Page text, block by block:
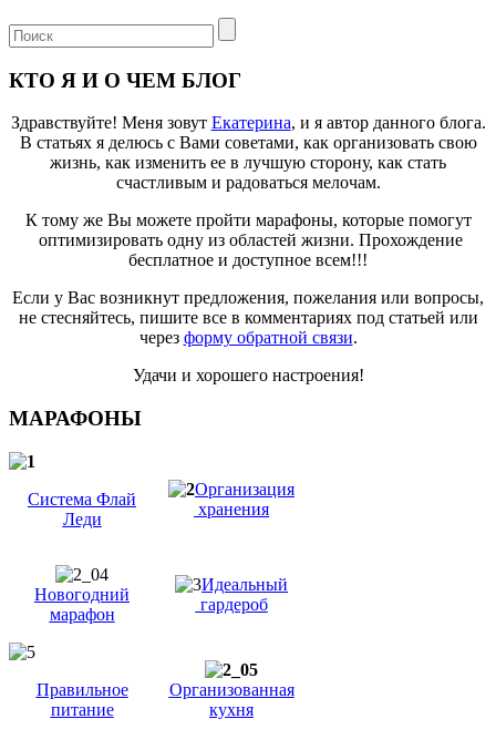
КТО Я И О ЧЕМ БЛОГ
Здравствуйте! Меня зовут Екатерина, и я автор данного блога.
В статьях я делюсь с Вами советами, как организовать свою
жизнь, как изменить ее в лучшую сторону, как стать
счастливым и радоваться мелочам.
К тому же Вы можете пройти марафоны, которые помогут
оптимизировать одну из областей жизни. Прохождение
бесплатное и доступное всем!!!
Если у Вас возникнут предложения, пожелания или вопросы,
не стесняйтесь, пишите все в комментариях под статьей или
через форму обратной связи.
Удачи и хорошего настроения!
МАРАФОНЫ
Система Флай
Леди
Организация
хранения
Новогодний
марафон
Идеальный
гардероб
Правильное
питание
Организованная
кухня